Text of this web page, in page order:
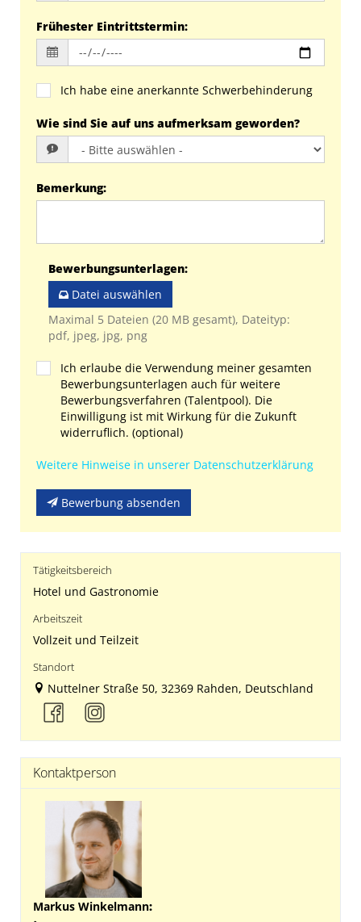
Frühester Eintrittstermin:
Ich habe eine anerkannte Schwerbehinderung
Wie sind Sie auf uns aufmerksam geworden?
Bemerkung:
Bewerbungsunterlagen:
Datei auswählen
Maximal 5 Dateien (20 MB gesamt), Dateityp:
pdf, jpeg, jpg, png
Ich erlaube die Verwendung meiner gesamten
Bewerbungsunterlagen auch für weitere
Bewerbungsverfahren (Talentpool). Die
Einwilligung ist mit Wirkung für die Zukunft
widerruflich. (optional)
Weitere Hinweise in unserer Datenschutzerklärung
Bewerbung absenden
Tätigkeitsbereich
Hotel und Gastronomie
Arbeitszeit
Vollzeit und Teilzeit
Standort
Nuttelner Straße 50, 32369 Rahden, Deutschland
Kontaktperson
Markus Winkelmann: